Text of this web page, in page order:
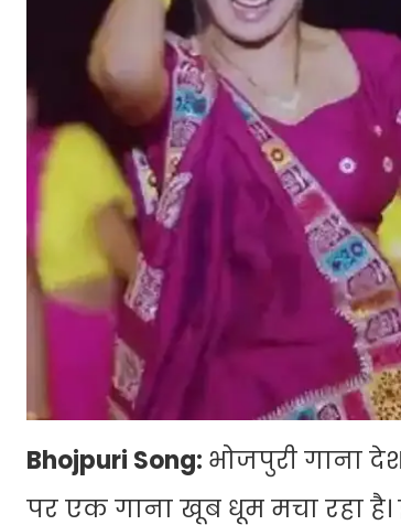
Bhojpuri Song: भोजपुरी गाना
पर एक गाना खूब धूम मचा रहा है।